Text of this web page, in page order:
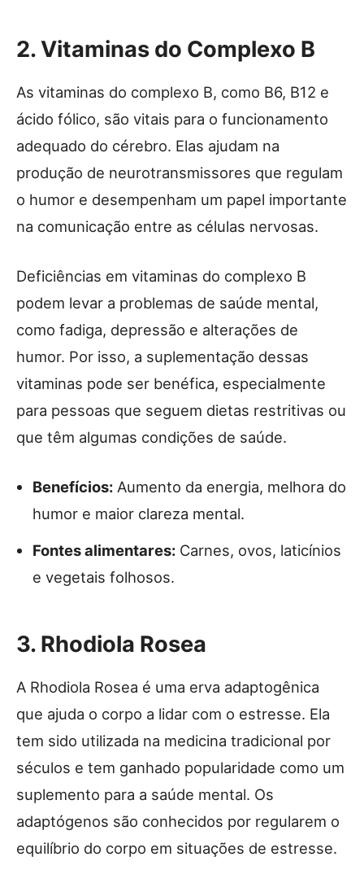
2. Vitaminas do Complexo B
As vitaminas do complexo B, como B6, B12 e
ácido fólico, são vitais para o funcionamento
adequado do cérebro. Elas ajudam na
produção de neurotransmissores que regulam
o humor e desempenham um papel importante
na comunicação entre as células nervosas.
Deficiências em vitaminas do complexo B
podem levar a problemas de saúde mental,
como fadiga, depressão e alterações de
humor. Por isso, a suplementação dessas
vitaminas pode ser benéfica, especialmente
para pessoas que seguem dietas restritivas ou
que têm algumas condições de saúde.
Benefícios: Aumento da energia, melhora do
humor e maior clareza mental.
Fontes alimentares: Carnes, ovos, laticínios
e vegetais folhosos.
3. Rhodiola Rosea
A Rhodiola Rosea é uma erva adaptogênica
que ajuda o corpo a lidar com o estresse. Ela
tem sido utilizada na medicina tradicional por
séculos e tem ganhado popularidade como um
suplemento para a saúde mental. Os
adaptógenos são conhecidos por regularem o
equilíbrio do corpo em situações de estresse.